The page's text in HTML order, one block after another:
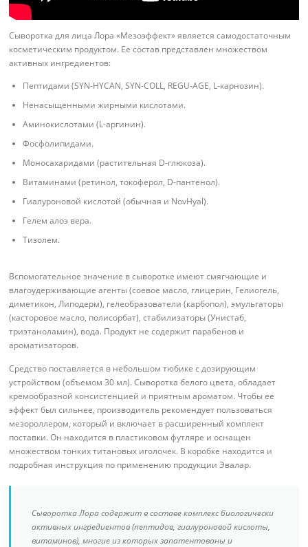
Сыворотка для лица Лора «Мезоэффект» является самодостаточным
косметическим продуктом. Ее состав представлен множеством
активных ингредиентов:
Пептидами (SYN-HYCAN, SYN-COLL, REGU-AGE, L-карнозин).
Ненасыщенными жирными кислотами.
Аминокислотами (L-аргинин).
Фосфолипидами.
Моносахаридами (растительная D-глюкоза).
Витаминами (ретинол, токоферол, D-пантенол).
Гиалуроновой кислотой (обычная и NovHyal).
Гелем алоэ вера.
Тизолем.
Вспомогательное значение в сыворотке имеют смягчающие и
влагоудерживающие агенты (соевое масло, глицерин, Гелиогель,
диметикон, Липодерм), гелеобразователи (карбопол), эмульгаторы
(касторовое масло, полисорбат), стабилизаторы (Унистаб,
триэтаноламин), вода. Продукт не содержит парабенов и
ароматизаторов.
Средство поставляется в небольшом тюбике с дозирующим
устройством (объемом 30 мл). Сыворотка белого цвета, обладает
кремообразной консистенцией и приятным ароматом. Чтобы ее
эффект был сильнее, производитель рекомендует пользоваться
мезороллером, который и включает в расширенный комплект
поставки. Он находится в пластиковом футляре и оснащен
множеством тонких титановых иголочек. В коробке находится и
подробная инструкция по применению продукции Эвалар.
Сыворотка Лора содержит в составе комплекс биологически
активных ингредиентов (пептидов, гиалуроновой кислоты,
витаминов), многие из которых запатентованы и